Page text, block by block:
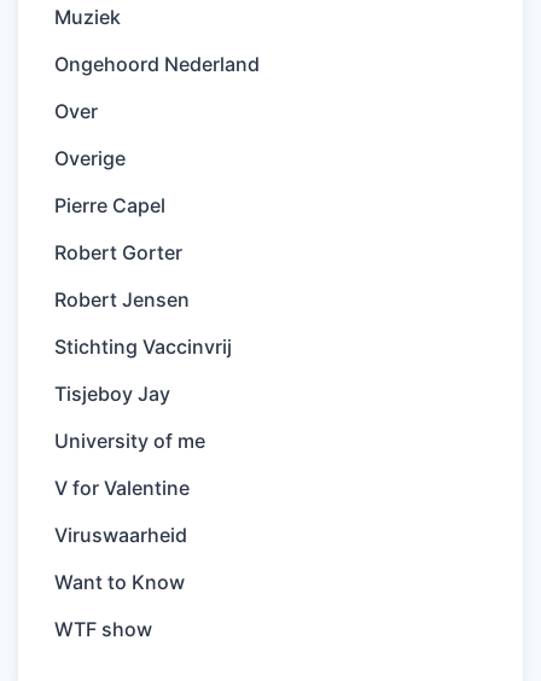
Muziek
Ongehoord Nederland
Over
Overige
Pierre Capel
Robert Gorter
Robert Jensen
Stichting Vaccinvrij
Tisjeboy Jay
University of me
V for Valentine
Viruswaarheid
Want to Know
WTF show